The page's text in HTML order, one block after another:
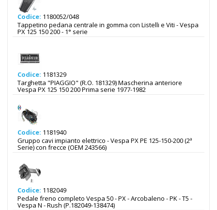
Codice: 1180052/048
Tappetino pedana centrale in gomma con Listelli e Viti - Vespa
PX 125 150 200 - 1° serie
Codice: 1181329
Targhetta "PIAGGIO" (R.O. 181329) Mascherina anteriore
Vespa PX 125 150 200 Prima serie 1977-1982
Codice: 1181940
Gruppo cavi impianto elettrico - Vespa PX PE 125-150-200 (2ª
Serie) con frecce (OEM 243566)
Codice: 1182049
Pedale freno completo Vespa 50 - PX - Arcobaleno - PK - T5 -
Vespa N - Rush (P.182049-138474)